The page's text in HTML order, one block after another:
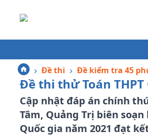
Đề thi Đề kiểm tra 45
Đề thi thử Toán THPT
Cập nhật đáp án chính
Tâm, Quảng Trị biên
Quốc gia năm 2021 đạt